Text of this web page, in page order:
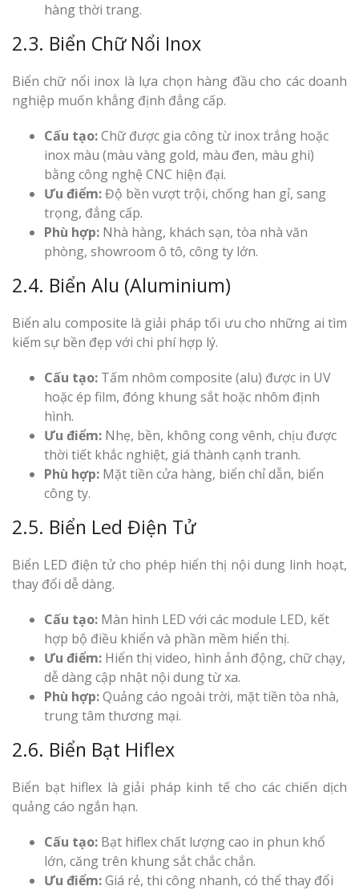
hàng thời trang.
2.3. Biển Chữ Nổi Inox
Biển chữ nổi inox là lựa chọn hàng đầu cho các doanh
nghiệp muốn khẳng định đẳng cấp.
Cấu tạo:Chữ được gia công từ inox trắng hoặc
inox màu (màu vàng gold, màu đen, màu ghi)
bằng công nghệ CNC hiện đại.
Ưu điểm:Độ bền vượt trội, chống han gỉ, sang
trọng, đẳng cấp.
Phù hợp: Nhà hàng, khách sạn, tòa nhà văn
phòng, showroom ô tô, công ty lớn.
2.4. Biển Alu (Aluminium)
Biển alu composite là giải pháp tối ưu cho những ai tìm
kiếm sự bền đẹp với chi phí hợp lý.
Cấu tạo: Tấm nhôm composite (alu) được in UV
hoặc ép film, đóng khung sắt hoặc nhôm định
hình.
Ưu điểm: Nhẹ, bền, không cong vênh, chịu được
thời tiết khắc nghiệt, giá thành cạnh tranh.
Phù hợp: Mặt tiền cửa hàng, biển chỉ dẫn, biển
công ty.
2.5. Biển Led Điện Tử
Biển LED điện tử cho phép hiển thị nội dung linh hoạt,
thay đổi dễ dàng.
Cấu tạo: Màn hình LED với các module LED, kết
hợp bộ điều khiển và phần mềm hiển thị.
Ưu điểm: Hiển thị video, hình ảnh động, chữ chạy,
dễ dàng cập nhật nội dung từ xa.
Phù hợp:Quảng cáo ngoài trời, mặt tiền tòa nhà,
trung tâm thương mại.
2.6. Biển Bạt Hiflex
Biển bạt hiflex là giải pháp kinh tế cho các chiến dịch
quảng cáo ngắn hạn.
Cấu tạo: Bạt hiflex chất lượng cao in phun khổ
lớn, căng trên khung sắt chắc chắn.
Ưu điểm:Giá rẻ, thi công nhanh, có thể thay đổi